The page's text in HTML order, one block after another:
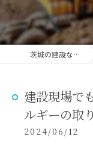
茨城の建設なら株式会社端工務店
建設現場で
ルギーの取
2024/06/12